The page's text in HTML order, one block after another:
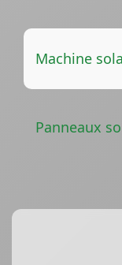
Machine
Panneaux